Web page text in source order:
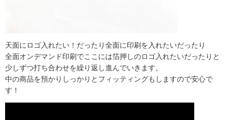
天面にロゴ入れたい！だったり全面に印刷を入れたいだったり
全面オンデマンド印刷でここには箔押しのロゴ入れたいだったりと
少しずつ打ち合わせを繰り返し進んでいきます。
中の商品を預かりしっかりとフィッティングもしますので安心で
す！